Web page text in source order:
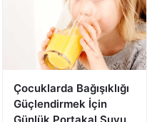
Çocuklarda Bağışıklığı
Güçlendirmek İçin